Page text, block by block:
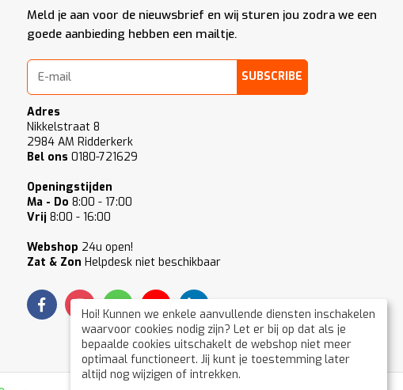
Meld je aan voor de nieuwsbrief en wij sturen jou zodra we een
goede aanbieding hebben een mailtje.
SUBSCRIBE
Adres
Nikkelstraat 8
2984 AM Ridderkerk
Bel ons 0180-721629
Openingstijden
Ma - Do 8:00 - 17:00
Vrij 8:00 - 16:00
Webshop 24u open!
Zat & Zon Helpdesk niet beschikbaar
Hoi! Kunnen we enkele aanvullende diensten inschakelen
waarvoor cookies nodig zijn? Let er bij op dat als je
bepaalde cookies uitschakelt de webshop niet meer
optimaal functioneert. Jij kunt je toestemming later
altijd nog wijzigen of intrekken.